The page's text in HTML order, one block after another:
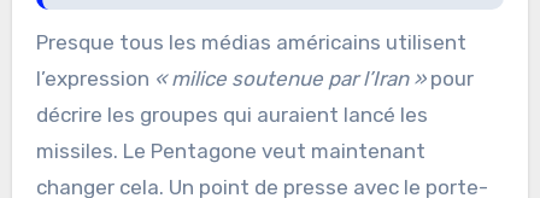
Presque tous les médias américains utilisent
l’expression « milice soutenue par l’Iran »pour
décrire les groupes qui auraient lancé les
missiles. Le Pentagone veut maintenant
changer cela. Un point de presse avec le porte-